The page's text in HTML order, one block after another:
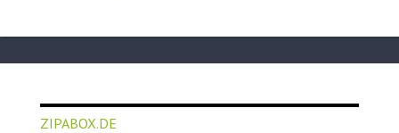
ZIPABOX.DE